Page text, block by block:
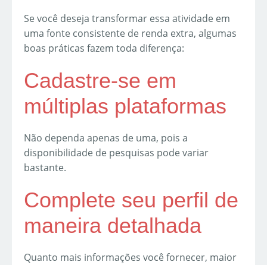
Se você deseja transformar essa atividade em
uma fonte consistente de renda extra, algumas
boas práticas fazem toda diferença:
Cadastre-se em
múltiplas plataformas
Não dependa apenas de uma, pois a
disponibilidade de pesquisas pode variar
bastante.
Complete seu perfil de
maneira detalhada
Quanto mais informações você fornecer, maior